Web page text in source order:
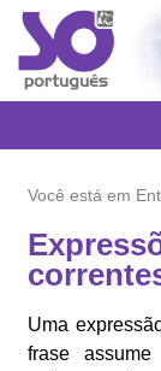
Você está em
Uma
frase